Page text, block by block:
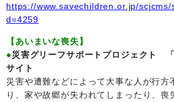
https://www.savechildren.or.jp/
d=4259
【あいまいな喪失】
●災害グリーフサポートプロジェクト
サイト
災害や遭難などによって大事な人が行方
り、家や故郷が失われてしまったり、喪